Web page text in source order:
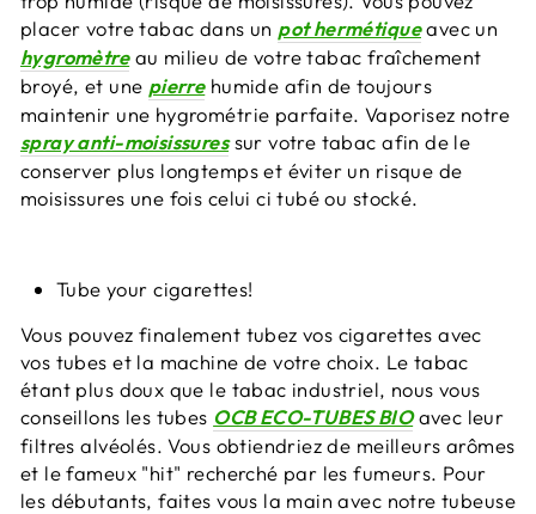
placer votre tabac dans un pot hermétiqueavec un
hygromètreau milieu de votre tabac fraîchement
broyé, et une pierrehumide afin de toujours
maintenir une hygrométrie parfaite. Vaporisez notre
spray anti-moisissuressur votre tabac afin de le
conserver plus longtemps et éviter un risque de
moisissures une fois celui ci tubé ou stocké.
Tube your cigarettes!
Vous pouvez finalement tubez vos cigarettes avec
vos tubes et la machine de votre choix. Le tabac
étant plus doux que le tabac industriel, nous vous
conseillons les tubes OCB ECO-TUBES BIOavec leur
filtres alvéolés. Vous obtiendriez de meilleurs arômes
et le fameux "hit" recherché par les fumeurs. Pour
les débutants, faites vous la main avec notre tubeuse